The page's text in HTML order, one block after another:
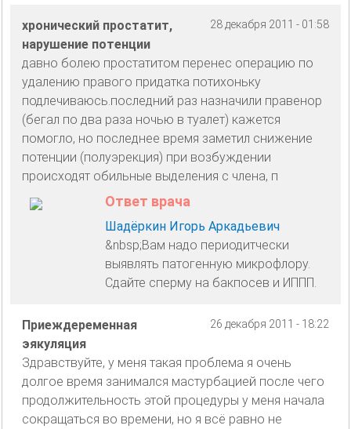
28 декабря 2011 - 01:58
хронический простатит,
нарушение потенции
давно болею простатитом перенес операцию по
удалению правого придатка потихоньку
подлечиваюсь.последний раз назначили правенор
(бегал по два раза ночью в туалет) кажется
помогло, но последнее время заметил снижение
потенции (полуэрекция) при возбуждении
происходят обильные выделения с члена, п
Ответ врача
Шадёркин Игорь Аркадьевич
&nbsp;Вам надо периодитчески
выявлять патогенную микрофлору.
Сдайте сперму на бакпосев и ИППП.
26 декабря 2011 - 18:22
Приеждеременная
эякуляция
Здравствуйте, у меня такая проблема я очень
долгое время занимался мастурбацией после чего
продолжительность этой процедуры у меня начала
сокращаться во времени, но я всё равно не